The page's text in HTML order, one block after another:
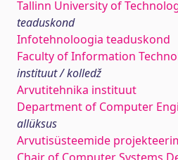
Tallinn University of
teaduskond
Infotehnoloogia teaduskond
Faculty of Information
instituut / kolledž
Arvutitehnika instituut
Department of Computer
allüksus
Arvutisüsteemide